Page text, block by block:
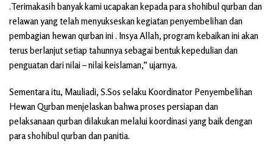
.Terimakasih banyak kami ucapakan kepada para shohibul qurban dan
relawan yang telah menyukseskan kegiatan penyembelihan dan
pembagian hewan qurban ini . Insya Allah, program kebaikan ini akan
terus berlanjut setiap tahunnya sebagai bentuk kepedulian dan
penguatan dari nilai – nilai keislaman,” ujarnya.
Sementara itu, Mauliadi, S.Sos selaku Koordinator Penyembelihan
Hewan Qurban menjelaskan bahwa proses persiapan dan
pelaksanaan qurban dilakukan melalui koordinasi yang baik dengan
para shohibul qurban dan panitia.